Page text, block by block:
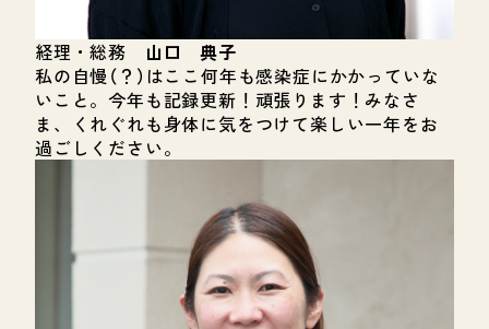
経理・総務 山口 典子
私の自慢（？）はここ何年も感染症にかかっていな
いこと。今年も記録更新！頑張ります！みなさ
ま、くれぐれも身体に気をつけて楽しい一年をお
過ごしください。